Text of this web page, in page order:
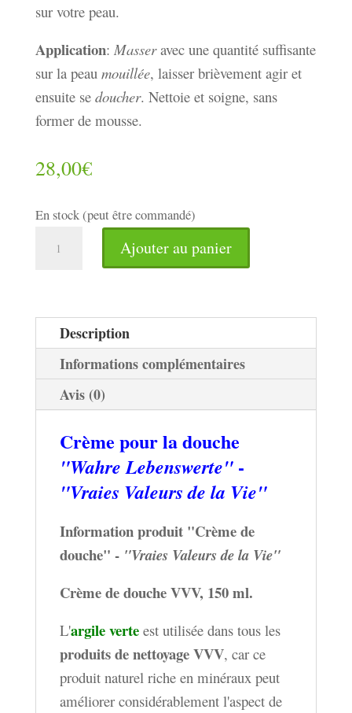
sur votre peau.
Application: Masseravec une quantité suffisante
sur la peau mouillée, laisserbrièvementagir et
ensuite se doucher. Nettoie et soigne, sans
former de mousse.
28,00€
En stock (peut être commandé)
Douche
-
VVV
Ajouter au panier
Description
Informations complémentaires
Avis (0)
Crème pour la douche
"Wahre Lebenswerte"-
"Vraies Valeurs de la Vie"
Information produit "Crème de
douche" - "Vraies Valeurs de la Vie"
Crème de douche VVV, 150 ml.
L'argile verteest utilisée dans tous les
produits de nettoyage VVV, car ce
produit naturel riche en minéraux peut
améliorer considérablement l'aspect de